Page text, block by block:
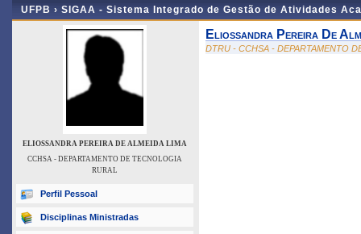
UFPB › SIGAA - Sistema Integrado de Gestão de Atividades
ELIOSSANDRA PEREIRA DE ALMEIDA LIMA
CCHSA - DEPARTAMENTO DE TECNOLOGIA
RURAL
Perfil Pessoal
Disciplinas Ministradas
Eliossandra Pereira De
DTRU - CCHSA - DEPARTAMENTO